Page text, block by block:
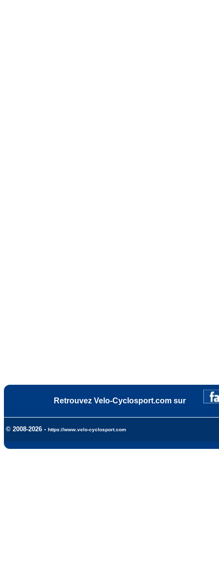
Retrouvez Velo-Cyclosport.com sur
© 2008-2026 - https://www.velo-cyclosport.com